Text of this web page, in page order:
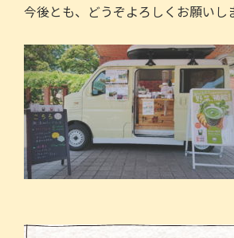
今後とも、どうぞよろしくお願いし